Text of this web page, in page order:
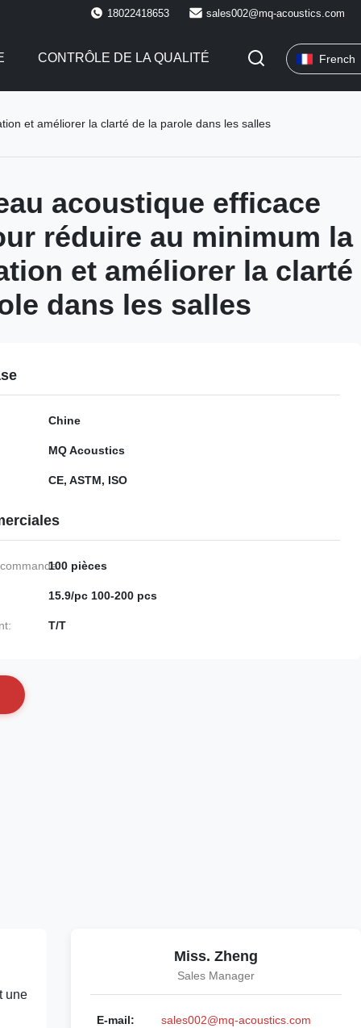
18022418653 sales002@mq-acoustics.com
CONTRÔLE DE LA QUALITÉ French
et améliorer la clarté de la parole dans les salles
acoustique efficace
réduire au minimum la
et améliorer la clarté
dans les salles
Chine
MQ Acoustics
CE, ASTM, ISO
100 pièces
15.9/pc 100-200 pcs
T/T
une
Miss. Zheng
Sales Manager
E-mail: sales002@mq-acoustics.com